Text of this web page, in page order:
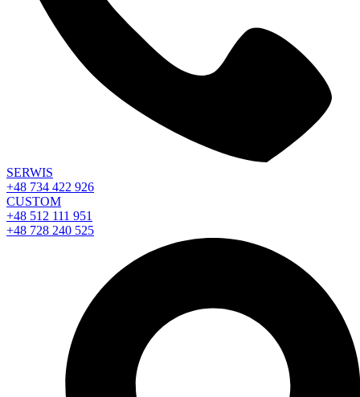
SERWIS
+48 734 422 926
CUSTOM
+48 512 111 951
+48 728 240 525